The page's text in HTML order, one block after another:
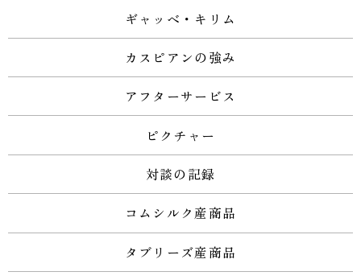
ギャッベ・キリム
カスピアンの強み
アフターサービス
ピクチャー
対談の記録
コムシルク産商品
タブリーズ産商品